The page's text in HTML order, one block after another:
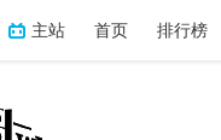
主站 首页 排行榜